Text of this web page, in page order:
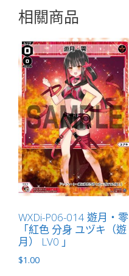
靈
武：
遊
具
LV1
無
LB」
數
量
相關商品
WXDi-P06-014 遊月・零
「紅色 分身 ユヅキ（遊
月） LV0 」
$1.00